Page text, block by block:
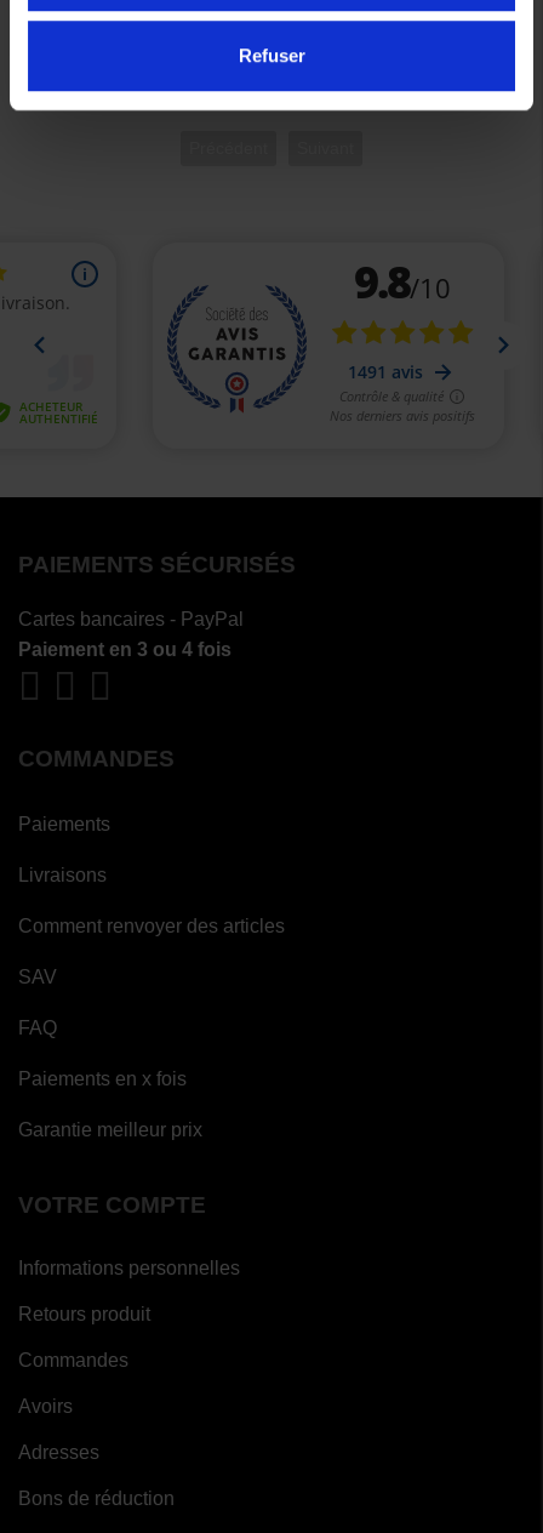
Refuser
/R/RALLY (19-26)
PAIEMENTS SÉCURISÉS
Cartes bancaires - PayPal
Paiement en 3 ou 4 fois
COMMANDES
Paiements
Livraisons
Comment renvoyer des articles
SAV
FAQ
Paiements en x fois
Garantie meilleur prix
VOTRE COMPTE
Informations personnelles
Retours produit
Commandes
Avoirs
Adresses
Bons de réduction